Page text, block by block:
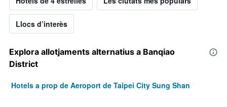
Llocs d’interès
Explora allotjaments alternatius a Banqiao
District
Hotels a prop de Aeroport de Taipei City Sung Shan